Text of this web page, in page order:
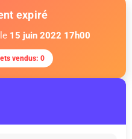
expiré
15 juin 2022 17h00
vendus: 0